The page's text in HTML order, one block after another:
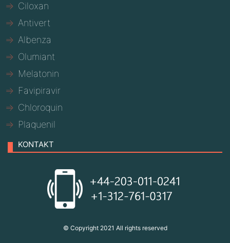
Ciloxan
Antivert
Albenza
Olumiant
Melatonin
Favipiravir
Chloroquin
Plaquenil
KONTAKT
© Copyright 2021 All rights reserved